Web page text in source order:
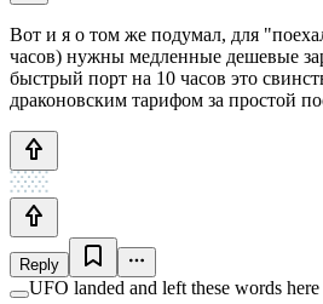
Вот и я о том же подумал, для
часов) нужны медленные дешевые
быстрый порт на 10 часов это
драконовским тарифом за простой
Reply
UFO landed and left these words here